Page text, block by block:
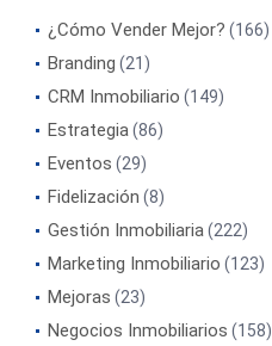
¿Cómo Vender Mejor? (166)
Branding (21)
CRM Inmobiliario (149)
Estrategia(86)
Eventos (29)
Fidelización (8)
Gestión Inmobiliaria(222)
Marketing Inmobiliario (123)
Mejoras (23)
Negocios Inmobiliarios (158)